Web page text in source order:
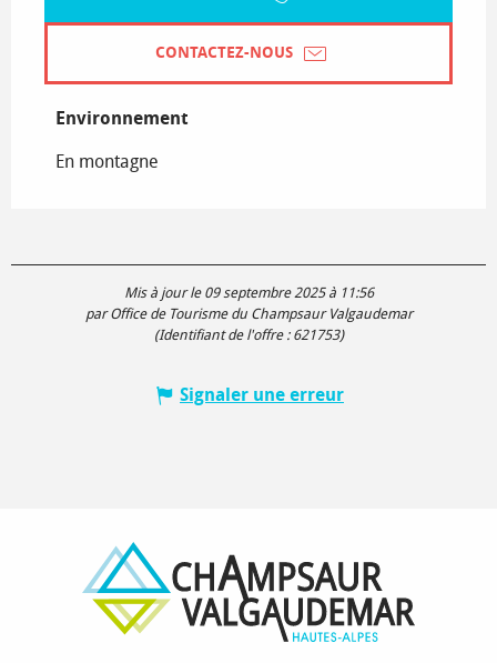
CONTACTEZ-NOUS
Environnement
Environnement
En montagne
Mis à jour le 09 septembre 2025 à 11:56
par Office de Tourisme du Champsaur Valgaudemar
(Identifiant de l'offre : 621753)
Signaler une erreur